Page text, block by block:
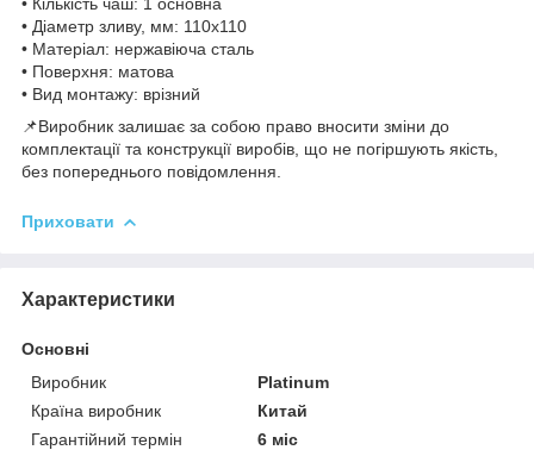
• Діаметр зливу, мм: 110х110
• Матеріал: нержавіюча сталь
• Поверхня: матова
• Вид монтажу: врізний
📌Виробник залишає за собою право вносити зміни до
комплектації та конструкції виробів, що не погіршують якість,
без попереднього повідомлення.
Приховати
Характеристики
Основні
Виробник
Platinum
Країна виробник
Китай
Гарантійний термін
6 міс